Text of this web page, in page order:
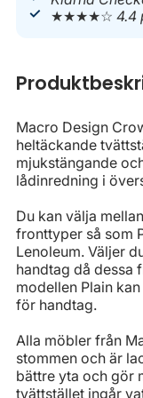
★★★★☆4.4
Macro Design
heltäckande
mjukstängande
lådinredning i
Du kan välja
fronttyper så som
Lenoleum. Väljer
handtag då dessa
modellen Plain
för handtag.
Alla möbler från
stommen och är
bättre yta och gör
tvättstället ingår